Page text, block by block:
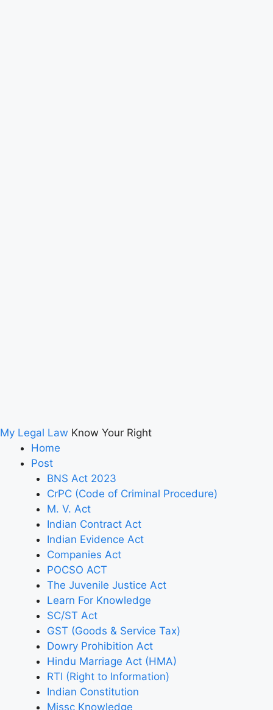
My Legal Law Know Your Right
Home
Post
BNS Act 2023
CrPC (Code of Criminal Procedure)
M. V. Act
Indian Contract Act
Indian Evidence Act
Companies Act
POCSO ACT
The Juvenile Justice Act
Learn For Knowledge
SC/ST Act
GST (Goods & Service Tax)
Dowry Prohibition Act
Hindu Marriage Act (HMA)
RTI (Right to Information)
Indian Constitution
Missc Knowledge